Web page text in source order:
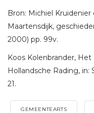
Bron: Michiel
Maartensdijk,
2000) pp. 99v.
Koos Kolenbrander,
Hollandsche Rading, in:
21.
GEMEENTEARTS